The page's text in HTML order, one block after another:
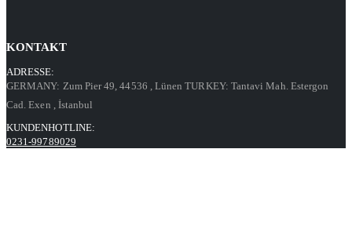
KONTAKT
ADRESSE:
GERMANY: Zum Pier 49, 44536
, LünenTURKEY: Tantavi Mah. Estergon
Cad. Exen
, İstanbul
KUNDENHOTLINE:
0231-99789029